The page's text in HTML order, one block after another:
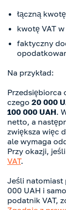
łączną
kwotę VAT
faktyczny
Na przykład:
Przedsiębiorca
czego 20 000
100 000 UAH.
netto, a
zwiększa więc
ale wymaga
Przy okazji,
VAT.
Jeśli natomiast
000 UAH i
podatnik VAT,